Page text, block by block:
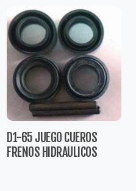
D1-65 JUEGO CUEROS
FRENOS HIDRAULICOS